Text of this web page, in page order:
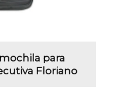
para
Floriano